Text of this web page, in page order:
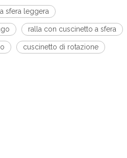
sfera leggera
ralla con cuscinetto a sfera
cuscinetto di rotazione